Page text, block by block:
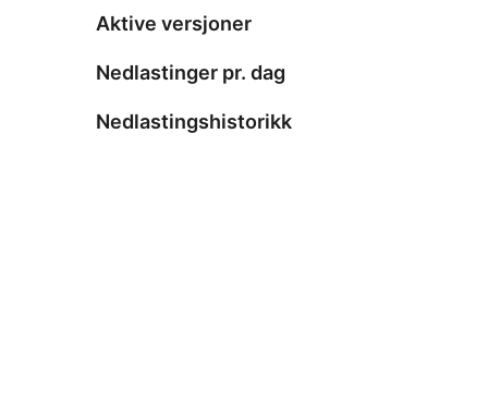
Aktive versjoner
Nedlastinger pr. dag
Nedlastingshistorikk